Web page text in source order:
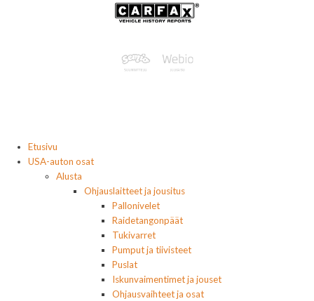
Etusivu
USA-auton osat
Alusta
Ohjauslaitteet ja jousitus
Pallonivelet
Raidetangonpäät
Tukivarret
Pumput ja tiivisteet
Puslat
Iskunvaimentimet ja jouset
Ohjausvaihteet ja osat